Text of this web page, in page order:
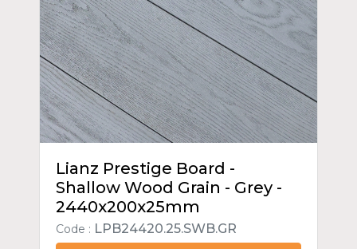
Lianz Prestige Board -
Shallow Wood Grain - Grey -
2440x200x25mm
Code : LPB24420.25.SWB.GR